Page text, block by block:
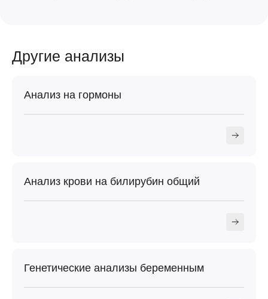
Другие анализы
Анализ на гормоны
Анализ крови на билирубин общий
Генетические анализы беременным